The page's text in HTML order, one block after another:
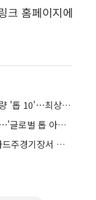
크 홈페이지에
스트레이 키즈, 작년 美 앨범 및 CD 판매량 '톱 10'⋯최상위권 섭렵
스트레이 키즈, 프랑스 자선 콘서트 출격⋯'글로벌 톱 아티스트' 존재감
세븐틴, 월드투어 앙콘 개최⋯인천아시아드주경기장서 피날레